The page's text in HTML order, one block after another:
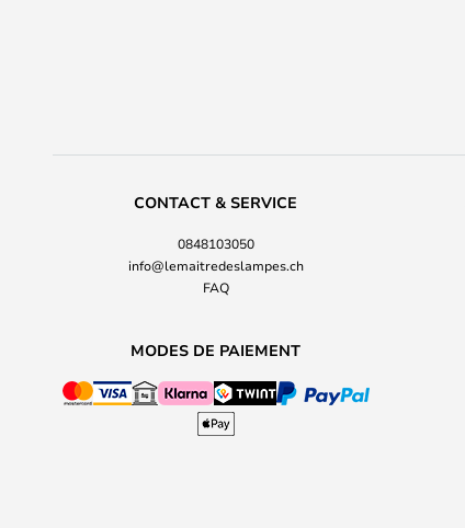
CONTACT & SERVICE
0848103050
info@lemaitredeslampes.ch
FAQ
MODES DE PAIEMENT